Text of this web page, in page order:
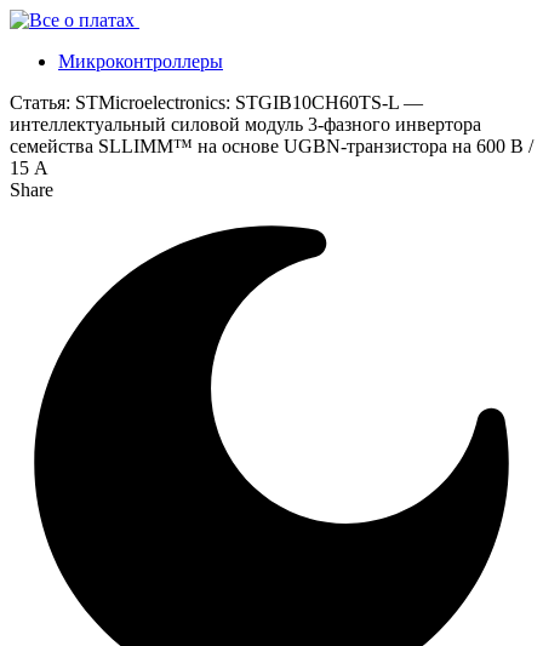
Микроконтроллеры
Статья: STMicroelectronics: STGIB10CH60TS-L —
интеллектуальный силовой модуль 3-фазного инвертора
семейства SLLIMM™ на основе UGBN-транзистора на 600 В /
15 А
Share